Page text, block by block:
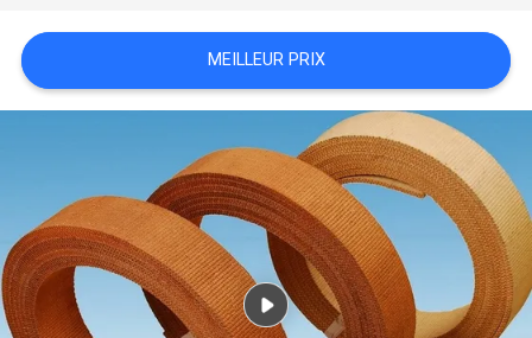
PLAN
DU
PRIVACY
POLICY
MEILLEUR PRIX